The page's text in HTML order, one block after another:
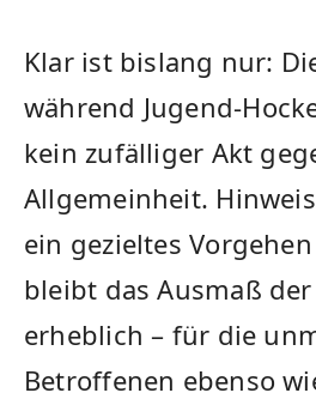
Klar ist bislang nur:
während Jugend-
kein zufälliger Akt
Allgemeinheit.
ein gezieltes
bleibt das Ausmaß
erheblich – für die
Betroffenen ebenso